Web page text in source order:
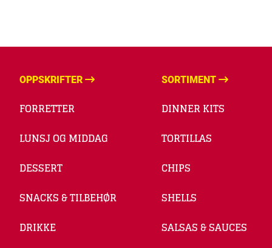
OPPSKRIFTER
FORRETTER
LUNSJ OG MIDDAG
DESSERT
SNACKS & TILBEHØR
DRIKKE
SORTIMENT
DINNER KITS
TORTILLAS
CHIPS
SHELLS
SALSAS & SAUCES